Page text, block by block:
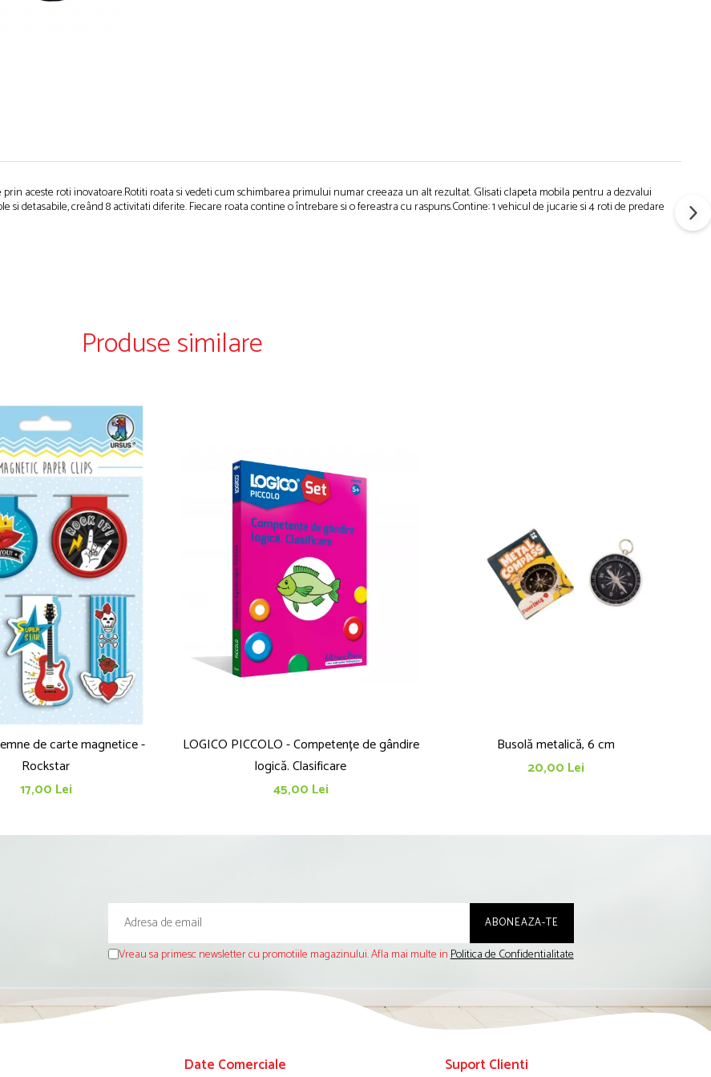
aceste roti inovatoare.Rotiti roata si vedeti cum schimbarea primului numar creeaza un alt rezultat. Glisati clapeta mobila pentru a dezvalui
detasabile, creând 8 activitati diferite. Fiecare roata contine o întrebare si o fereastra cu raspuns.Contine: 1 vehicul de jucarie si 4 roti de predare
Produse similare
de carte magnetice -
Rockstar
17,00 Lei
LOGICO PICCOLO - Competențe de gândire
logică. Clasificare
45,00 Lei
Busolă metalică, 6 cm
20,00 Lei
Vreau sa primesc newsletter cu promotiile magazinului. Afla mai multe inPolitica de Confidentialitate
Date Comerciale Suport Clienti